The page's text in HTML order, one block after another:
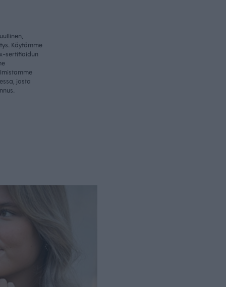
Käytämme
sertifioidun
josta